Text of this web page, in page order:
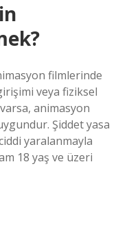
filmlerinde
veya fiziksel
animasyon
Şiddet yasa
yaralanmayla
18 yaş ve üzeri